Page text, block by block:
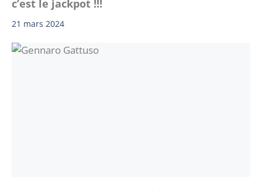
c’est le jackpot !!!
21 mars 2024